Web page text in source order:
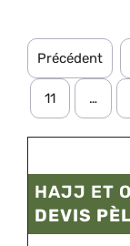
Précédent
11 …
HAJJ ET
DEVIS